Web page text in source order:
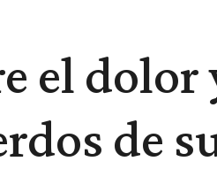
el dolor
de